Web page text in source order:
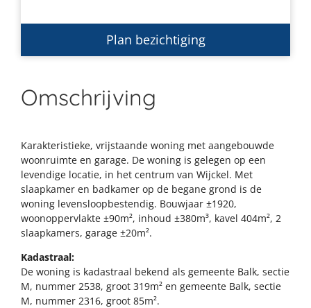
Plan bezichtiging
Omschrijving
Karakteristieke, vrijstaande woning met aangebouwde
woonruimte en garage. De woning is gelegen op een
levendige locatie, in het centrum van Wijckel. Met
slaapkamer en badkamer op de begane grond is de
woning levensloopbestendig. Bouwjaar ±1920,
woonoppervlakte ±90m², inhoud ±380m³, kavel 404m², 2
slaapkamers, garage ±20m².
Kadastraal:
De woning is kadastraal bekend als gemeente Balk, sectie
M, nummer 2538, groot 319m² en gemeente Balk, sectie
M, nummer 2316, groot 85m².